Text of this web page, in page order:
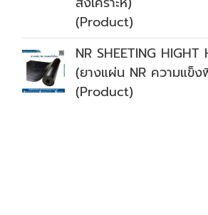
(Product)
NR SHEETING HIGHT
(ยางแผ่น NR ความแข็ง
(Product)